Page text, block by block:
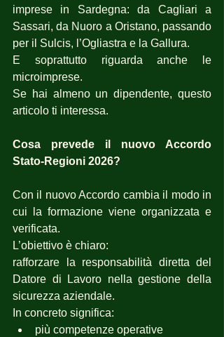
imprese in Sardegna: da Cagliari a
Sassari, da Nuoro a Oristano, passando
per il Sulcis, l’Ogliastra e la Gallura.
E soprattutto riguarda anche le
microimprese.
Se hai almeno un dipendente, questo
articolo ti interessa.
Cosa prevede il nuovo Accordo
Stato-Regioni 2026?
Con il nuovo Accordo cambia il modo in
cui la formazione viene organizzata e
verificata.
L’obiettivo è chiaro:
rafforzare la responsabilità diretta del
Datore di Lavoro nella gestione della
sicurezza aziendale.
In concreto significa:
più competenze operative